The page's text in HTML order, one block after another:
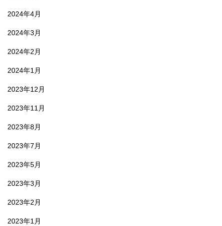
2024年4月
2024年3月
2024年2月
2024年1月
2023年12月
2023年11月
2023年8月
2023年7月
2023年5月
2023年3月
2023年2月
2023年1月